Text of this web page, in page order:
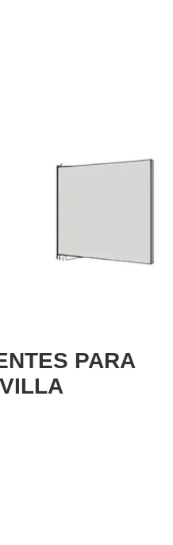
PARA